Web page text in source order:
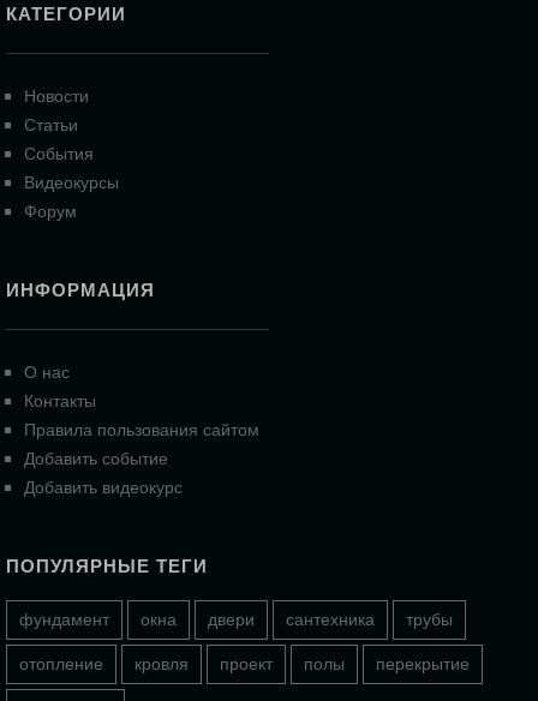
КАТЕГОРИИ
Новости
Статьи
События
Видеокурсы
Форум
ИНФОРМАЦИЯ
О нас
Контакты
Правила пользования сайтом
Добавить событие
Добавить видеокурс
ПОПУЛЯРНЫЕ ТЕГИ
фундамент окна двери сантехника трубы
отопление кровля проект полы перекрытие